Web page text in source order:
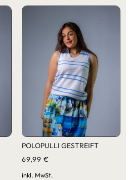
POLOPULLI GESTREIFT
69,99 €
inkl. MwSt.